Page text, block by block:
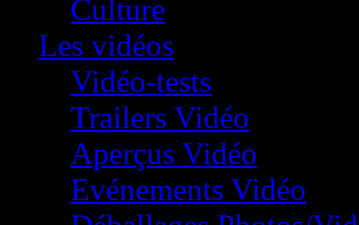
Culture
Les vidéos
Vidéo-tests
Trailers Vidéo
Aperçus Vidéo
Evénements Vidéo